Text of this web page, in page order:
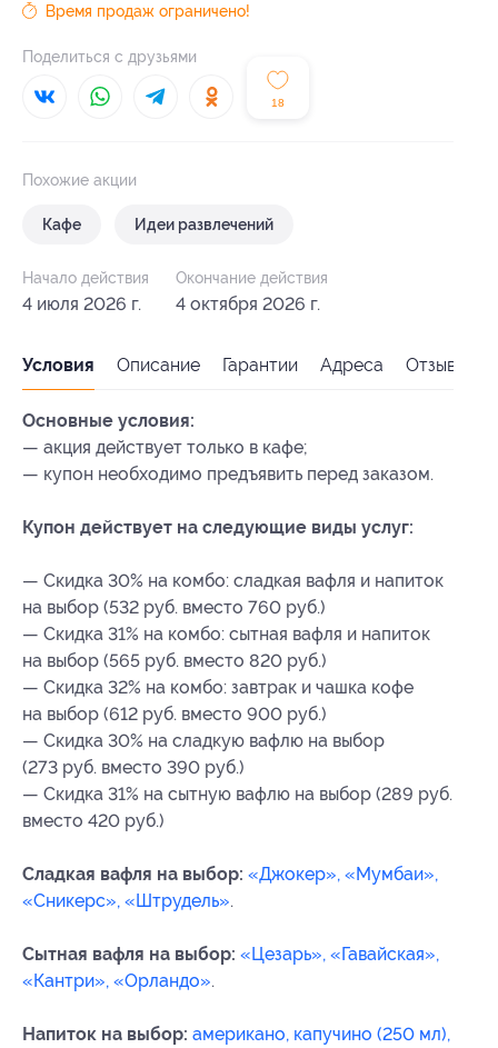
18
Время продаж ограничено!
Поделиться с друзьями
Похожие акции
Кафе Идеи развлечений
Начало действия
4 июля 2026 г.
Окончание действия
4 октября 2026 г.
Условия Описание Гарантии Адреса Отзывы
Основные условия:
— акция действует только в кафе;
— купон необходимо предъявить перед заказом.
Купон действует на следующие виды услуг:
— Скидка 30% на комбо: сладкая вафля и напиток
на выбор (532 руб. вместо 760 руб.)
— Скидка 31% на комбо: сытная вафля и напиток
на выбор (565 руб. вместо 820 руб.)
— Скидка 32% на комбо: завтрак и чашка кофе
на выбор (612 руб. вместо 900 руб.)
— Скидка 30% на сладкую вафлю на выбор
(273 руб. вместо 390 руб.)
— Скидка 31% на сытную вафлю на выбор (289 руб.
вместо 420 руб.)
Сладкая вафля на выбор: «Джокер», «Мумбаи»,
«Сникерс», «Штрудель».
Сытная вафля на выбор: «Цезарь», «Гавайская»,
«Кантри», «Орландо».
Напиток на выбор: американо, капучино (250 мл),